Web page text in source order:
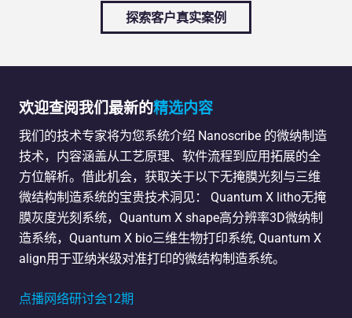
探索客户真实案例
欢迎查阅我们最新的精选内容
我们的技术专家将为您系统介绍 Nanoscribe 的微纳制造
技术，内容涵盖从工艺原理、软件流程到应用拓展的全
方位解析。借此机会，获取关于以下无掩膜光刻与三维
微结构制造系统的宝贵技术洞见： Quantum X litho无掩
膜灰度光刻系统，Quantum X shape高分辨率3D微纳制
造系统，Quantum X bio三维生物打印系统, Quantum X
align用于亚纳米级对准打印的微结构制造系统。
点播网络研讨会12期